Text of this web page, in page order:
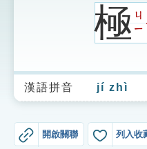
生字詞彙表
成語故事
極ㄐ
ㄧ
漢語拼音 jí zhì
開啟關聯 列入收